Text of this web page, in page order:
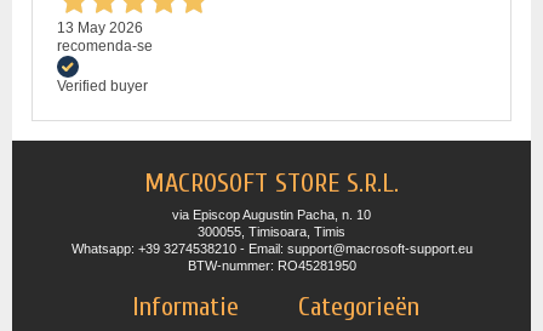
13 May 2026
recomenda-se
Verified buyer
MACROSOFT STORE S.R.L.
via Episcop Augustin Pacha, n. 10
300055, Timisoara, Timis
Whatsapp: +39 3274538210 - Email: support@macrosoft-support.eu
BTW-nummer: RO45281950
Informatie Categorieën